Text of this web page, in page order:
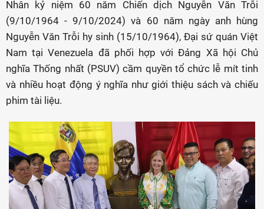
Nhân kỷ niệm 60 năm Chiến dịch Nguyễn Văn Trỗi
(9/10/1964 - 9/10/2024) và 60 năm ngày anh hùng
Nguyễn Văn Trỗi hy sinh (15/10/1964), Đại sứ quán Việt
Nam tại Venezuela đã phối hợp với Đảng Xã hội Chủ
nghĩa Thống nhất (PSUV) cầm quyền tổ chức lễ mít tinh
và nhiều hoạt động ý nghĩa như giới thiệu sách và chiếu
phim tài liệu.